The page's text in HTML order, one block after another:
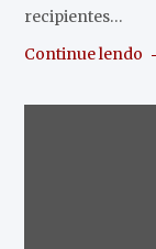
recipientes…
Continue lendo